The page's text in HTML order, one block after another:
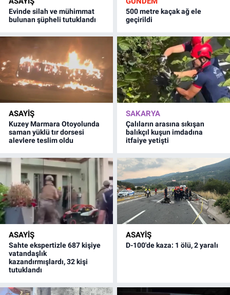
Evinde silah ve mühimmat
bulunan şüpheli tutuklandı
500 metre kaçak ağ ele
geçirildi
ASAYİŞ
Kuzey Marmara Otoyolunda
saman yüklü tır dorsesi
alevlere teslim oldu
SAKARYA
Çalıların arasına sıkışan
balıkçıl kuşun imdadına
itfaiye yetişti
ASAYİŞ
Sahte ekspertizle 687 kişiye
vatandaşlık
kazandırmışlardı, 32 kişi
tutuklandı
ASAYİŞ
D-100'de kaza: 1 ölü, 2 yaralı